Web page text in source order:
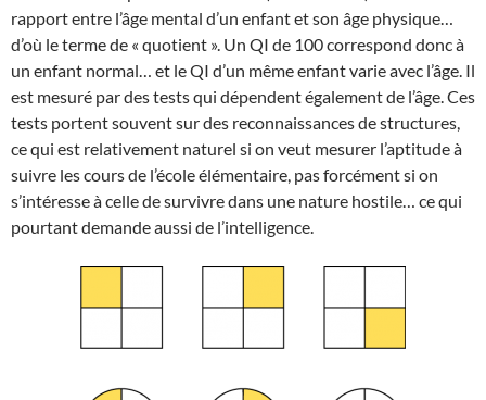
rapport entre l’âge mental d’un enfant et son âge physique…
d’où le terme de « quotient ». Un QI de 100 correspond donc à
un enfant normal… et le QI d’un même enfant varie avec l’âge. Il
est mesuré par des tests qui dépendent également de l’âge. Ces
tests portent souvent sur des reconnaissances de structures,
ce qui est relativement naturel si on veut mesurer l’aptitude à
suivre les cours de l’école élémentaire, pas forcément si on
s’intéresse à celle de survivre dans une nature hostile… ce qui
pourtant demande aussi de l’intelligence.